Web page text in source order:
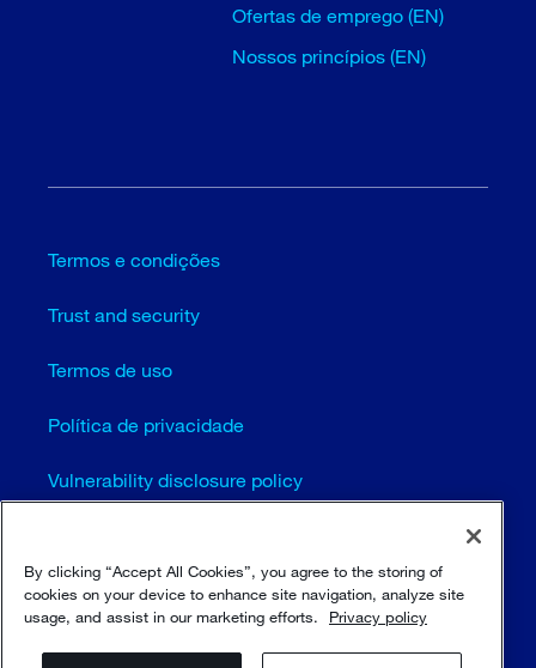
Ofertas de emprego (EN)
Nossos princípios (EN)
Termos e condições
Trust and security
Termos de uso
Política de privacidade
Vulnerability disclosure policy
Mapa do site
© Sulzer Ltd 1996 - 2025
By clicking “Accept All Cookies”, you agree to the storing of
cookies on your device to enhance site navigation, analyze site
usage, and assist in our marketing efforts.
Privacy policy